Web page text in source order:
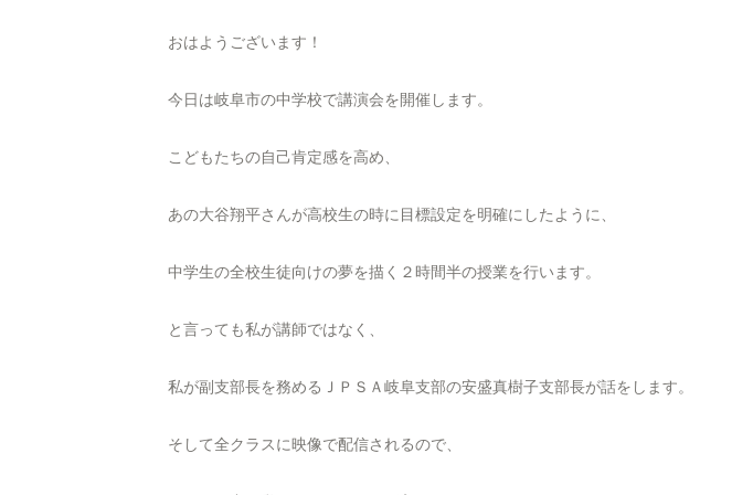
おはようございます！
今日は岐阜市の中学校で講演会を開催します。
こどもたちの自己肯定感を高め、
あの大谷翔平さんが高校生の時に目標設定を明確にしたように、
中学生の全校生徒向けの夢を描く２時間半の授業を行います。
と言っても私が講師ではなく、
私が副支部長を務めるＪＰＳＡ岐阜支部の安盛真樹子支部長が話をします。
そして全クラスに映像で配信されるので、